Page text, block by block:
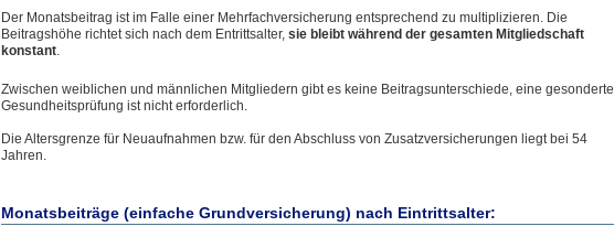
Der Monatsbeitrag ist im Falle einer Mehrfachversicherung entsprechend zu multiplizieren. Die
Beitragshöhe richtet sich nach dem Entrittsalter,sie bleibt während der gesamten Mitgliedschaft
konstant.
Zwischen weiblichen und männlichen Mitgliedern gibt es keine Beitragsunterschiede, eine gesonderte
Gesundheitsprüfung ist nicht erforderlich.
Die Altersgrenze für Neuaufnahmen bzw. für den Abschluss von Zusatzversicherungen liegt bei 54
Jahren.
Monatsbeiträge (einfache Grundversicherung) nach Eintrittsalter: